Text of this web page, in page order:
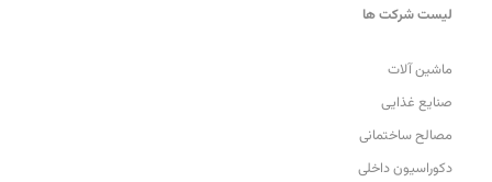
لیست شرکت ها
ماشین آلات
صنایع غذایی
مصالح ساختمانی
دکوراسیون داخلی